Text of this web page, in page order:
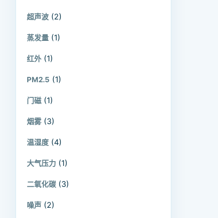
超声波 (2)
蒸发量 (1)
红外 (1)
PM2.5 (1)
门磁 (1)
烟雾 (3)
温湿度 (4)
大气压力 (1)
二氧化碳 (3)
噪声 (2)